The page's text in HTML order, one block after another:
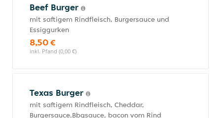
Beef Burger
mit saftigem Rindfleisch, Burgersauce und
Essiggurken
8,50 €
inkl. Pfand (0,00 €)
Texas Burger
mit saftigem Rindfleisch, Cheddar,
Burgersauce,Bbqsauce, bacon vom Rind